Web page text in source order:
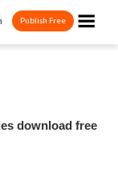
☰
Publish Free
download free